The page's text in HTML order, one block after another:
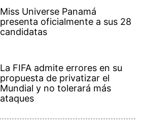
Miss Universe Panamá
presenta oficialmente a sus 28
candidatas
La FIFA admite errores en su
propuesta de privatizar el
Mundial y no tolerará más
ataques